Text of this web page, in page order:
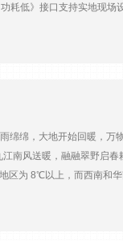
耗低》接口支持实地现场
使用直接连接通信支持
IP 功能，或者当
示器，一体式和便携式。
至现场。键盘显示器不适
存储在单独的表格中。
数据)创建数据记录表格
绵，大地开始回暖，万
南风送暖，融融翠野启
区为 8℃以上，而西南
虫也开始活动起来，春